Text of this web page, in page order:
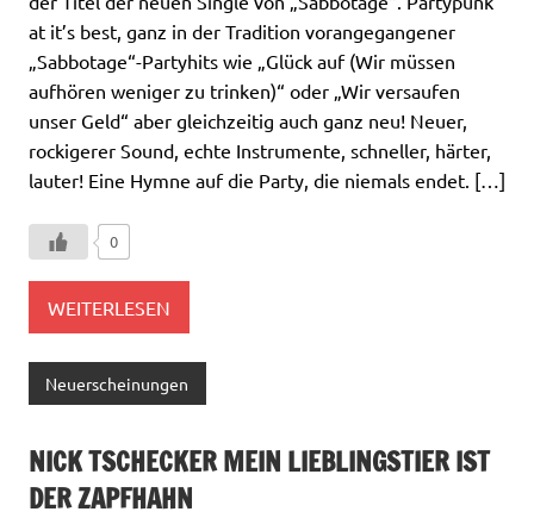
at it’s best, ganz in der Tradition vorangegangener
„Sabbotage“-Partyhits wie „Glück auf (Wir müssen
aufhören weniger zu trinken)“ oder „Wir versaufen
unser Geld“ aber gleichzeitig auch ganz neu! Neuer,
rockigerer Sound, echte Instrumente, schneller, härter,
lauter! Eine Hymne auf die Party, die niemals endet. […]
0
WEITERLESEN
Neuerscheinungen
NICK TSCHECKER MEIN LIEBLINGSTIER IST
DER ZAPFHAHN